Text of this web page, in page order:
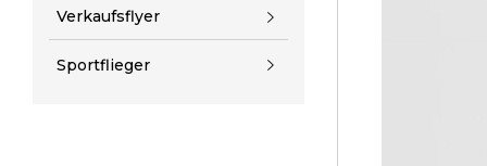
Verkaufsflyer
Sportflieger